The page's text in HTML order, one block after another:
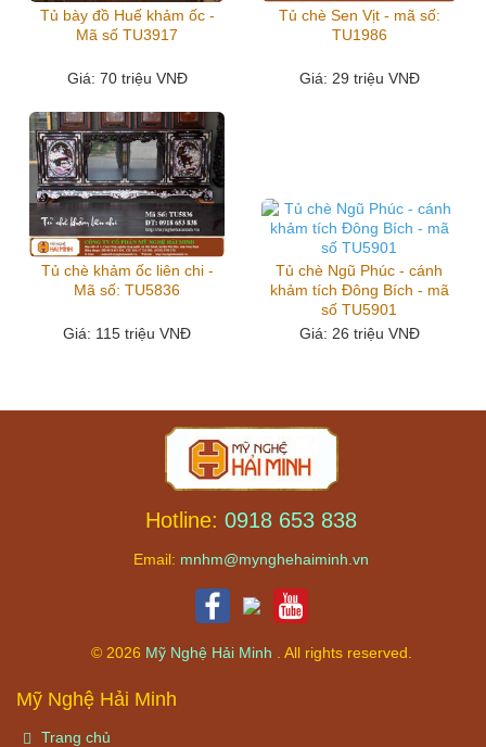
Tủ bày đồ Huế khảm ốc -
Mã số TU3917
Giá: 70 triệu VNĐ
Tủ chè Sen Vịt - mã số:
TU1986
Giá: 29 triệu VNĐ
Tủ chè khảm ốc liên chi -
Mã số: TU5836
Giá: 115 triệu VNĐ
Tủ chè Ngũ Phúc - cánh
khảm tích Đông Bích - mã
số TU5901
Giá: 26 triệu VNĐ
Hotline: 0918 653 838
Email: mnhm@mynghehaiminh.vn
© 2026 Mỹ Nghệ Hải Minh . All rights reserved.
Mỹ Nghệ Hải Minh
Trang chủ